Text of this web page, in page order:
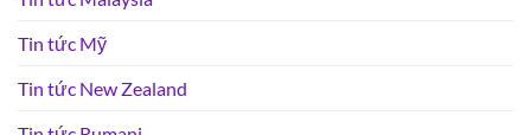
Tin tức Mỹ
Tin tức New Zealand